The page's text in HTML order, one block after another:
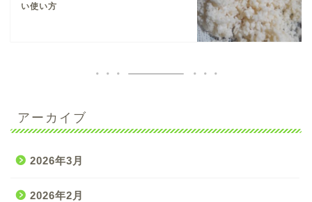
い使い方
アーカイブ
2026年3月
2026年2月